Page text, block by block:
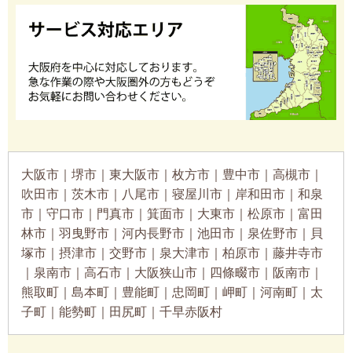
大阪市｜堺市｜東大阪市｜枚方市｜豊中市｜高槻市｜
吹田市｜茨木市｜八尾市｜寝屋川市｜岸和田市｜和泉
市｜守口市｜門真市｜箕面市｜大東市｜松原市｜富田
林市｜羽曳野市｜河内長野市｜池田市｜泉佐野市｜貝
塚市｜摂津市｜交野市｜泉大津市｜柏原市｜藤井寺市
｜泉南市｜高石市｜大阪狭山市｜四條畷市｜阪南市｜
熊取町｜島本町｜豊能町｜忠岡町｜岬町｜河南町｜太
子町｜能勢町｜田尻町｜千早赤阪村